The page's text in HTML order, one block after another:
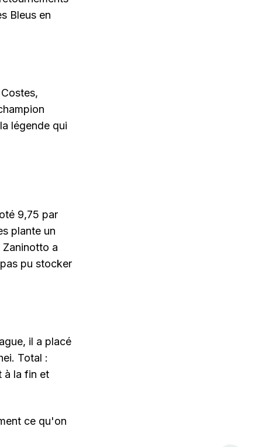
Bleus en
légende qui
9,75 par
plante un
Zaninotto a
pu stocker
il a placé
Total :
à la fin et
ce qu'on